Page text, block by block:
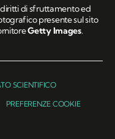
di sfruttamento ed
presente sul sito
Getty Images.
SCIENTIFICO
PREFERENZE COOKIE